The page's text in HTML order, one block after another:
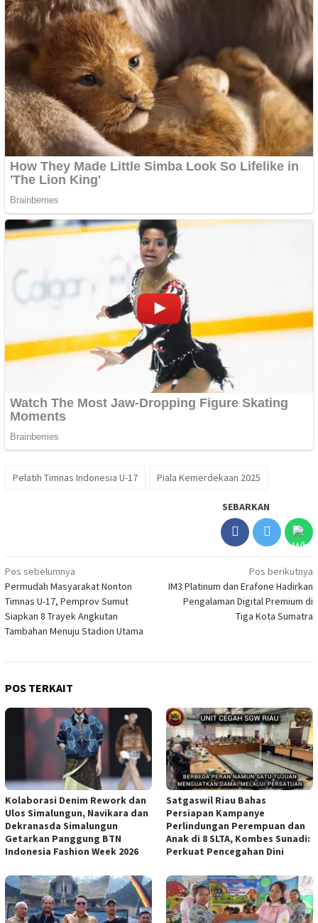
Pelatih Timnas Indonesia U-17 Piala Kemerdekaan 2025
SEBARKAN
Navigasi
pos
Pos sebelumnya
Permudah Masyarakat Nonton
Timnas U-17, Pemprov Sumut
Siapkan 8 Trayek Angkutan
Tambahan Menuju Stadion Utama
Pos berikutnya
IM3 Platinum dan Erafone Hadirkan
Pengalaman Digital Premium di
Tiga Kota Sumatra
POS TERKAIT
Kolaborasi Denim Rework dan
Ulos Simalungun, Navikara dan
Dekranasda Simalungun
Getarkan Panggung BTN
Indonesia Fashion Week 2026
Satgaswil Riau Bahas
Persiapan Kampanye
Perlindungan Perempuan dan
Anak di 8 SLTA, Kombes Sunadi:
Perkuat Pencegahan Dini